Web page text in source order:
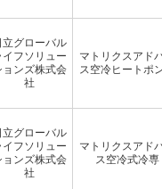
立グローバル
イフソリュー
ョンズ株式会
社
マトリクスアド
ス空冷ヒートポ
立グローバル
イフソリュー
ョンズ株式会
社
マトリクスアド
ス空冷式冷専